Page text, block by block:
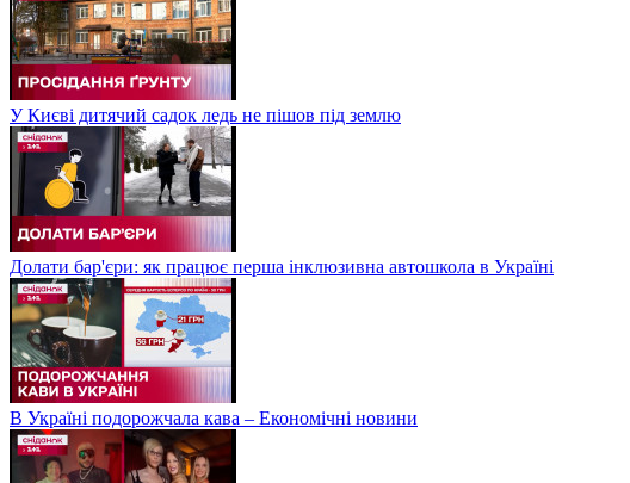
У Києві дитячий садок ледь не пішов під землю
Долати бар'єри: як працює перша інклюзивна автошкола в Україні
В Україні подорожчала кава – Економічні новини